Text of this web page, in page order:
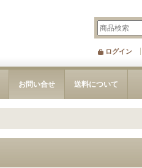
ログイン
お問い合せ 送料について